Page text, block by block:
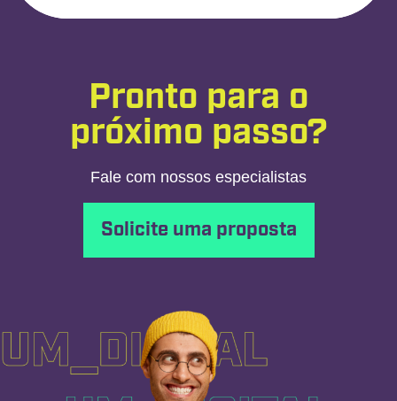
Pronto para o
próximo passo?
Fale com nossos especialistas
Solicite uma proposta